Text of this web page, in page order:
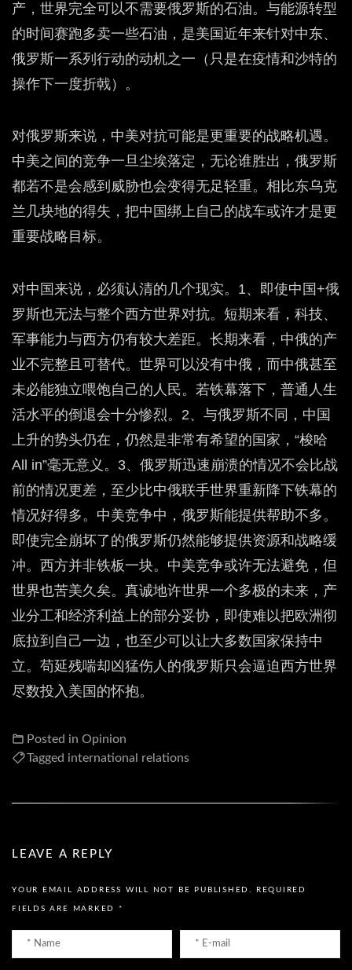
产，世界完全可以不需要俄罗斯的石油。与能源转型
的时间赛跑多卖一些石油，是美国近年来针对中东、
俄罗斯一系列行动的动机之一（只是在疫情和沙特的
操作下一度折戟）。
对俄罗斯来说，中美对抗可能是更重要的战略机遇。
中美之间的竞争一旦尘埃落定，无论谁胜出，俄罗斯
都若不是会感到威胁也会变得无足轻重。相比东乌克
兰几块地的得失，把中国绑上自己的战车或许才是更
重要战略目标。
对中国来说，必须认清的几个现实。1、即使中国+俄
罗斯也无法与整个西方世界对抗。短期来看，科技、
军事能力与西方仍有较大差距。长期来看，中俄的产
业不完整且可替代。世界可以没有中俄，而中俄甚至
未必能独立喂饱自己的人民。若铁幕落下，普通人生
活水平的倒退会十分惨烈。2、与俄罗斯不同，中国
上升的势头仍在，仍然是非常有希望的国家，“梭哈
All in”毫无意义。3、俄罗斯迅速崩溃的情况不会比战
前的情况更差，至少比中俄联手世界重新降下铁幕的
情况好得多。中美竞争中，俄罗斯能提供帮助不多。
即使完全崩坏了的俄罗斯仍然能够提供资源和战略缓
冲。西方并非铁板一块。中美竞争或许无法避免，但
世界也苦美久矣。真诚地许世界一个多极的未来，产
业分工和经济利益上的部分妥协，即使难以把欧洲彻
底拉到自己一边，也至少可以让大多数国家保持中
立。苟延残喘却凶猛伤人的俄罗斯只会逼迫西方世界
尽数投入美国的怀抱。
Posted in Opinion
Tagged international relations
LEAVE A REPLY
YOUR EMAIL ADDRESS WILL NOT BE PUBLISHED. REQUIRED
FIELDS ARE MARKED*
Name
*
Email
*